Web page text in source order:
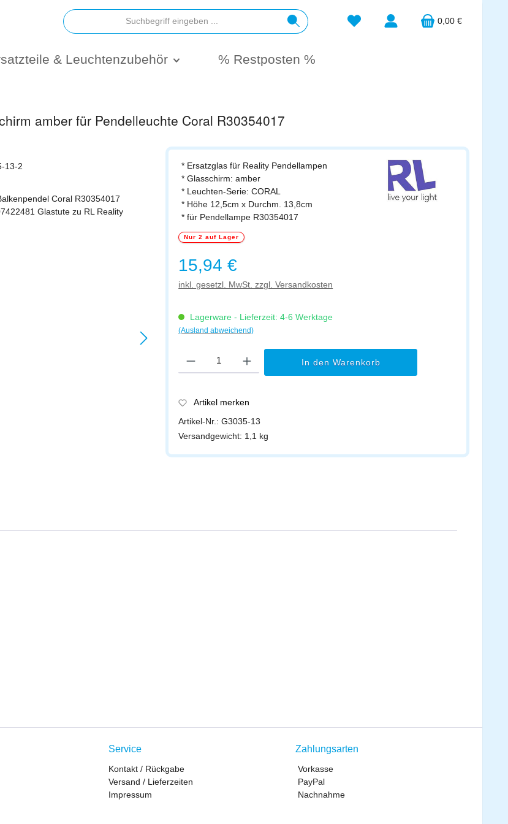
Du hast 0 Produkte auf dem
0,00 €
& Leuchtenzubehör % Restposten %
amber für Pendelleuchte Coral R30354017
* Ersatzglas für Reality Pendellampen
* Glasschirm: amber
* Leuchten-Serie: CORAL
* Höhe 12,5cm x Durchm. 13,8cm
* für Pendellampe R30354017
Nur 2 auf Lager
Regulärer Preis:
15,94 €
inkl. gesetzl. MwSt. zzgl. Versandkosten
Lagerware - Lieferzeit: 4-6 Werktage
(Ausland abweichend)
In den Warenkorb
Artikel merken
Artikel-Nr.:G3035-13
Versandgewicht: 1,1 kg
Service
Kontakt / Rückgabe
Versand / Lieferzeiten
Impressum
Zahlungsarten
Vorkasse
PayPal
Nachnahme